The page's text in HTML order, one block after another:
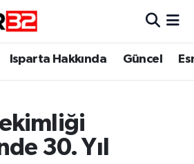
Isparta Hakkında Güncel
30. Yıl
Eczaneler
Haritası
Durumu ve Fikstür